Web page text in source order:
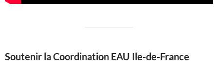
Soutenir la Coordination EAU Ile-de-France